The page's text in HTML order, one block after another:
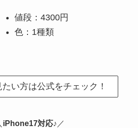
値段：4300円
色：1種類
い方は公式をチェック！
iPhone17対応♪ ／